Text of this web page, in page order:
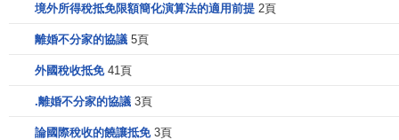
境外所得稅抵免限額簡化演算法的適用前提 2頁
離婚不分家的協議 5頁
外國稅收抵免 41頁
.離婚不分家的協議 3頁
論國際稅收的饒讓抵免 3頁